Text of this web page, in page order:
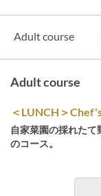
Adult course
Adult course
＜LUNCH＞
自家菜園の採れた
のコース。